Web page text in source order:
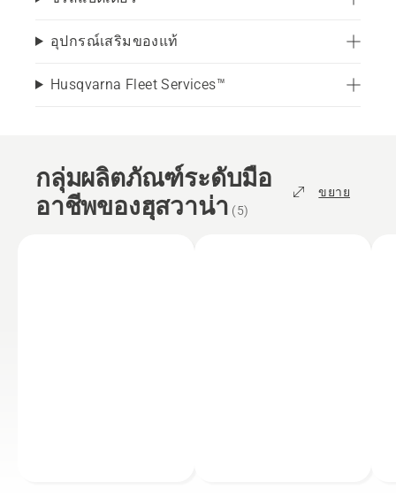
อุปกรณ์เสริมของแท้
Husqvarna Fleet Services™
กลุ่มผลิตภัณฑ์ระดับมือ
อาชีพของฮุสวาน่า (5)
ขยาย